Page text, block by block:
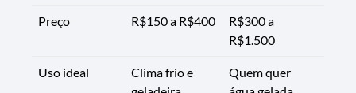
Preço R$150 a R$400
R$300 a
R$1.500
Uso ideal
Clima frio e
Quem quer